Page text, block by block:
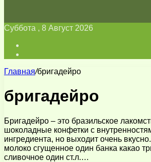
Суббота , 8 Август 2026
Главная/бригадейро
бригадейро
Бригадейро – это бразильское
шоколадные конфетки с
ингредиента, но выходит очень
молоко сгущенное один банка какао
сливочное один ст.л.…